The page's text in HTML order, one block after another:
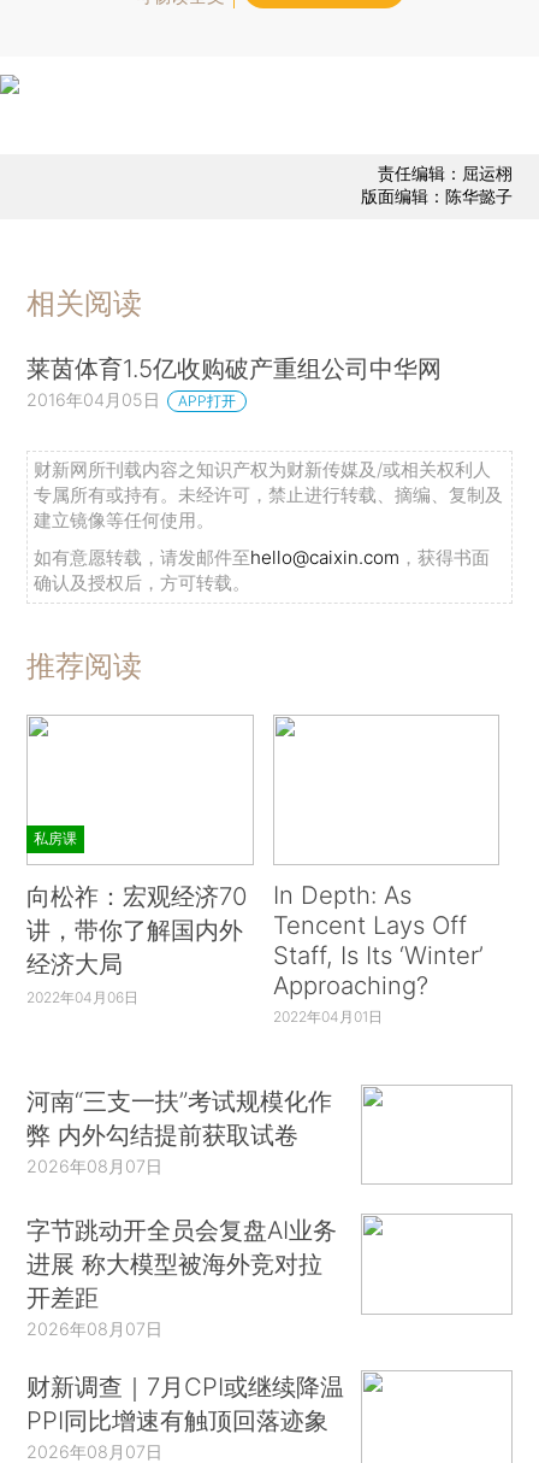
责任编辑：屈运栩
版面编辑：陈华懿子
相关阅读
莱茵体育1.5亿收购破产重组公司中华网
2016年04月05日 APP打开
财新网所刊载内容之知识产权为财新传媒及/或相关权利人
专属所有或持有。未经许可，禁止进行转载、摘编、复制及
建立镜像等任何使用。
如有意愿转载，请发邮件至hello@caixin.com ，获得书面
确认及授权后，方可转载。
推荐阅读
私房课
向松祚：宏观经济70
讲，带你了解国内外
经济大局
2022年04月06日
In Depth: As
Tencent Lays Off
Staff, Is Its ‘Winter’
Approaching?
2022年04月01日
河南“三支一扶”考试规模化作
弊 内外勾结提前获取试卷
2026年08月07日
字节跳动开全员会复盘AI业务
进展 称大模型被海外竞对拉
开差距
2026年08月07日
财新调查｜7月CPI或继续降温
PPI同比增速有触顶回落迹象
2026年08月07日